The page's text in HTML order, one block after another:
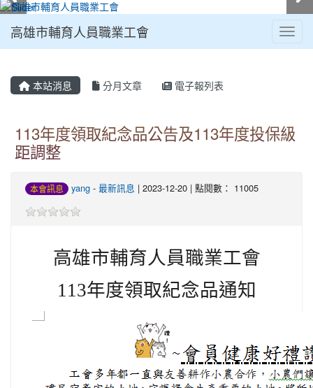
高雄市輔育人員職業工會
本站消息 分月文章 電子報列表
113年度領取紀念品公告及113年度投保級
距調整
本會訊息 yang - 最新訊息 | 2023-12-20 | 點閱數： 11005
高雄市輔育人員職業工會
113年度領取紀念品通知